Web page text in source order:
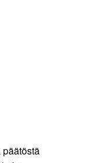
päätöstä